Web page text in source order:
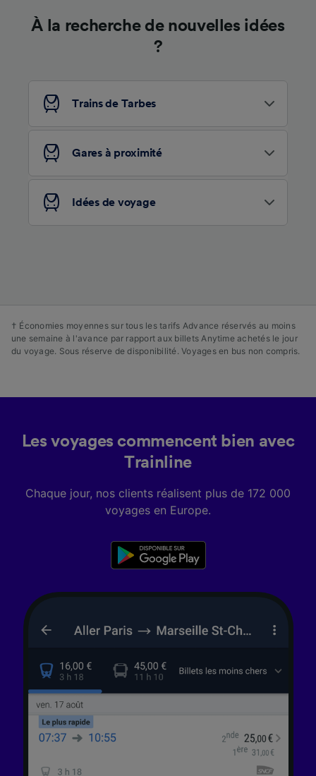
À la recherche de nouvelles idées
?
Trains de Tarbes
Gares à proximité
Idées de voyage
† Économies moyennes sur tous les tarifs Advance réservés au moins
une semaine à l'avance par rapport aux billets Anytime achetés le jour
du voyage. Sous réserve de disponibilité. Voyages en bus non compris.
Les voyages commencent bien avec
Trainline
Chaque jour, nos clients réalisent plus de 172 000
voyages en Europe.